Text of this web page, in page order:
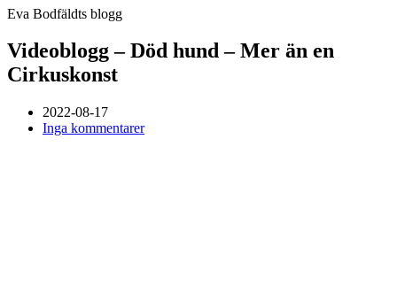
Eva Bodfäldts blogg
Videoblogg – Död hund – Mer än en
Cirkuskonst
2022-08-17
Inga kommentarer